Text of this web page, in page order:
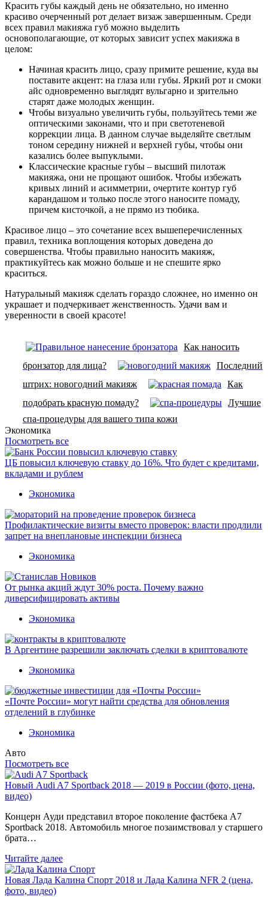
Красить губы каждый день не обязательно, но именно
красиво очерченный рот делает визаж завершенным. Среди
всех правил макияжа губ можно выделить
основополагающие, от которых зависит успех макияжа в
целом:
Начиная красить лицо, сразу примите решение, куда вы
поставите акцент: на глаза или губы. Яркий рот и смоки
айс одновременно выглядят вульгарно и зрительно
старят даже молодых женщин.
Чтобы визуально увеличить губы, пользуйтесь теми же
оптическими законами, что и при светотеневой
коррекции лица. В данном случае выделяйте светлым
тоном середину нижней и верхней губы, чтобы они
казались более выпуклыми.
Классические красные губы – высший пилотаж
макияжа, они не прощают ошибок. Чтобы избежать
кривых линий и асимметрии, очертите контур губ
карандашом и только после этого наносите помаду,
причем кисточкой, а не прямо из тюбика.
Красивое лицо – это сочетание всех вышеперечисленных
правил, техника воплощения которых доведена до
совершенства. Чтобы правильно наносить макияж,
практикуйтесь как можно больше и не спешите ярко
краситься.
Натуральный макияж сделать гораздо сложнее, но именно он
украшает и подчеркивает женственность. Удачи вам и
уверенности в своей красоте!
Как наносить
бронзатор для лица?
Последний
штрих: новогодний макияж
Как
подобрать красную помаду?
Лучшие
спа-процедуры для вашего типа кожи
Экономика
Посмотреть все
ЦБ повысил ключевую ставку до 16%. Что будет с кредитами,
вкладами и рублем
Экономика
Профилактические визиты вместо проверок: власти продлили
запрет на внеплановые инспекции бизнеса
Экономика
От рынка акций ждут 30% роста. Почему важно
диверсифицировать активы
Экономика
В Аргентине разрешили заключать сделки в криптовалюте
Экономика
«Почте России» могут найти средства для обновления
отделений в глубинке
Экономика
Авто
Посмотреть все
Новый Audi A7 Sportback 2018 — 2019 в России (фото, цена,
видео)
Концерн Ауди представил второе поколение фастбека A7
Sportback 2018. Автомобиль многое позаимствовал у старшего
брата…
Читайте далее
Новая Лада Калина Спорт 2018 и Лада Калина NFR 2 (цена,
фото, видео)